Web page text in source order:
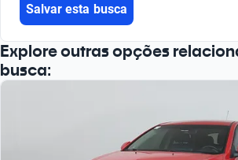
Salvar esta busca
Explore outras opções
busca: